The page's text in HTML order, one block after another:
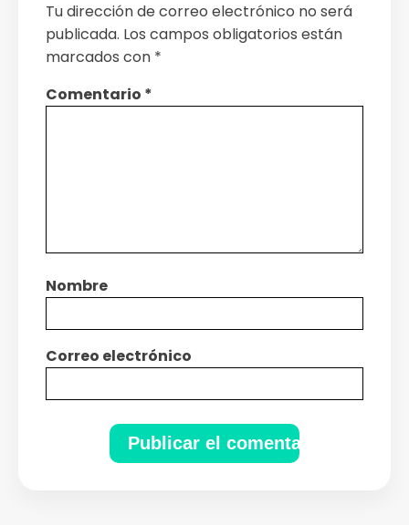
Tu dirección de correo electrónico no será
publicada. Los campos obligatorios están
marcados con *
Comentario *
Nombre
Correo electrónico